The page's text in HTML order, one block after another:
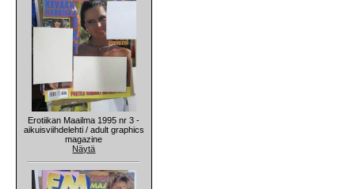
Erotiikan Maailma 1995 nr 3 -
aikuisviihdelehti / adult graphics
magazine
Näytä